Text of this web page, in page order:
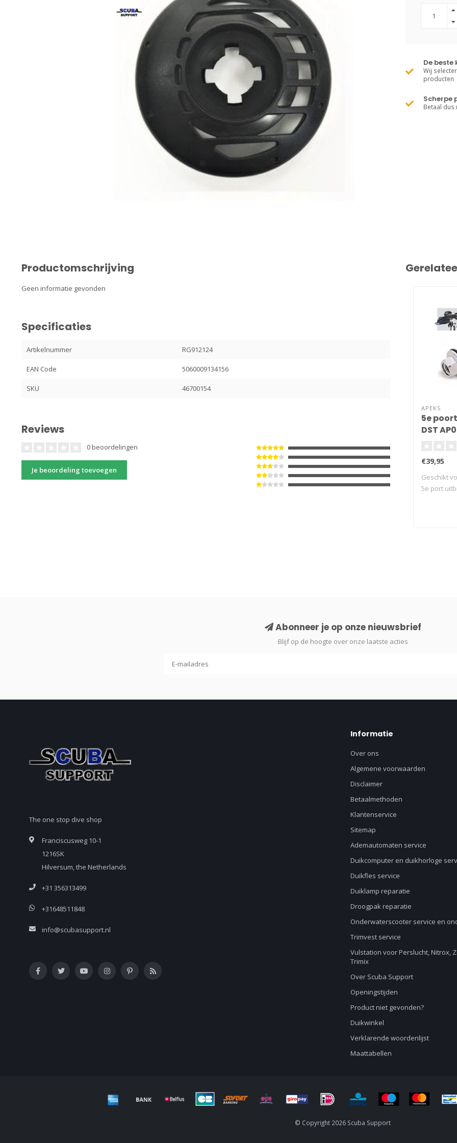
De beste
Wij
producten
Scherpe
Betaal dus
Productomschrijving
Geen informatie gevonden
Specificaties
Artikelnummer RG912124
EAN Code 5060009134156
SKU 46700154
Reviews
0 beoordelingen
Je beoordeling toevoegen
APEKS
5e
DST
€39,95
Geschikt
5e port
Abonneer je op onze nieuwsbrief
Blijf op de hoogte over onze laatste acties
The one stop dive shop
Franciscusweg 10-1
1216SK
Hilversum, the Netherlands
+31 356313499
+31648511848
info@scubasupport.nl
Informatie
Over ons
Algemene voorwaarden
Disclaimer
Betaalmethoden
Klantenservice
Sitemap
Ademautomaten service
Duikcomputer en duikhorloge
Duikfles service
Duiklamp reparatie
Droogpak reparatie
Onderwaterscooter service en
Trimvest service
Vulstation voor Perslucht, Nitrox,
Trimix
Over Scuba Support
Openingstijden
Product niet gevonden?
Duikwinkel
Verklarende woordenlijst
Maattabellen
© Copyright 2026 Scuba Support